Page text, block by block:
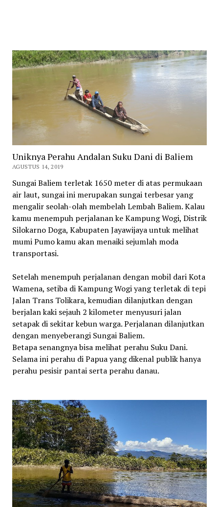
Uniknya Perahu Andalan Suku Dani di Baliem
AGUSTUS 14, 2019
Sungai Baliem terletak 1650 meter di atas permukaan
air laut, sungai ini merupakan sungai terbesar yang
mengalir seolah-olah membelah Lembah Baliem. Kalau
kamu menempuh perjalanan ke Kampung Wogi, Distrik
Silokarno Doga, Kabupaten Jayawijaya untuk melihat
mumi Pumo kamu akan menaiki sejumlah moda
transportasi.
Setelah menempuh perjalanan dengan mobil dari Kota
Wamena, setiba di Kampung Wogi yang terletak di tepi
Jalan Trans Tolikara, kemudian dilanjutkan dengan
berjalan kaki sejauh 2 kilometer menyusuri jalan
setapak di sekitar kebun warga. Perjalanan dilanjutkan
dengan menyeberangi Sungai Baliem.
Betapa senangnya bisa melihat perahu Suku Dani.
Selama ini perahu di Papua yang dikenal publik hanya
perahu pesisir pantai serta perahu danau.